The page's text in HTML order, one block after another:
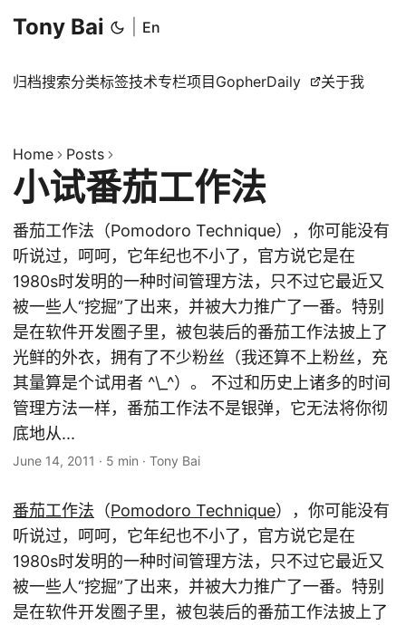
Tony Bai En
归档搜索分类标签技术专栏项目 GopherDaily 关于我
Home Posts
小试番茄工作法
番茄工作法（Pomodoro Technique），你可能没有
听说过，呵呵，它年纪也不小了，官方说它是在
1980s时发明的一种时间管理方法，只不过它最近又
被一些人“挖掘”了出来，并被大力推广了一番。特别
是在软件开发圈子里，被包装后的番茄工作法披上了
光鲜的外衣，拥有了不少粉丝（我还算不上粉丝，充
其量算是个试用者 ^\_^）。 不过和历史上诸多的时间
管理方法一样，番茄工作法不是银弹，它无法将你彻
底地从...
June 14, 2011 · 5 min · Tony Bai
番茄工作法 （Pomodoro Technique），你可能没有
听说过，呵呵，它年纪也不小了，官方说它是在
1980s时发明的一种时间管理方法，只不过它最近又
被一些人“挖掘”了出来，并被大力推广了一番。特别
是在软件开发圈子里，被包装后的番茄工作法披上了